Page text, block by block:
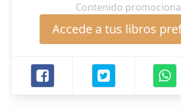
Contenido
Accede a tus libros